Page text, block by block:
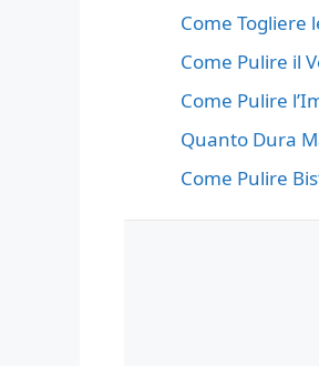
Come Togliere
Come Pulire il
Come Pulire
Quanto Dura
Come Pulire